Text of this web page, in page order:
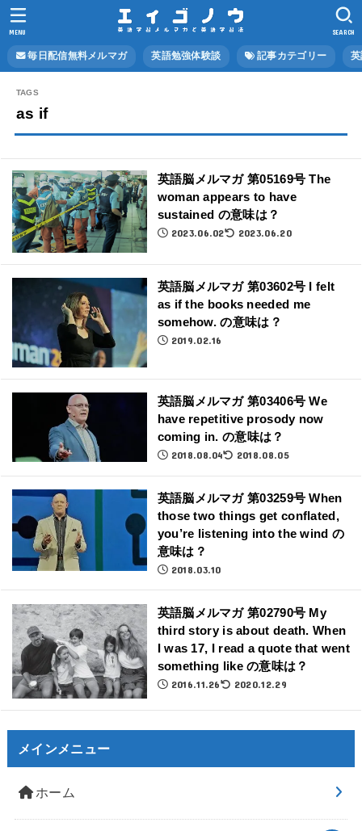
毎日配信無料メルマガ 英語勉強体験談 記事カテゴリー
SEARCH
MENU
as if
英語脳メルマガ 第05169号 The
woman appears to have
sustained の意味は？
2023.06.02 2023.06.20
英語脳メルマガ 第03602号 I felt
as if the books needed me
somehow. の意味は？
2019.02.16
英語脳メルマガ 第03406号 We
have repetitive prosody now
coming in. の意味は？
2018.08.04 2018.08.05
英語脳メルマガ 第03259号 When
those two things get conflated,
you’re listening into the wind の
意味は？
2018.03.10
英語脳メルマガ 第02790号 My
third story is about death. When
I was 17, I read a quote that went
something like の意味は？
2016.11.26 2020.12.29
メインメニュー
ホーム